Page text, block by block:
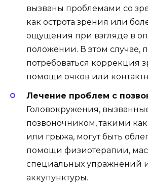
вызваны проблемами со
как острота зрения или
ощущения при взгляде в
положении. В этом случае,
потребоваться коррекция
помощи очков или
Лечение проблем с
Головокружения,
позвоночником, такими как
или грыжа, могут быть
помощи физиотерапии,
специальных упражнений
аккупунктуры.